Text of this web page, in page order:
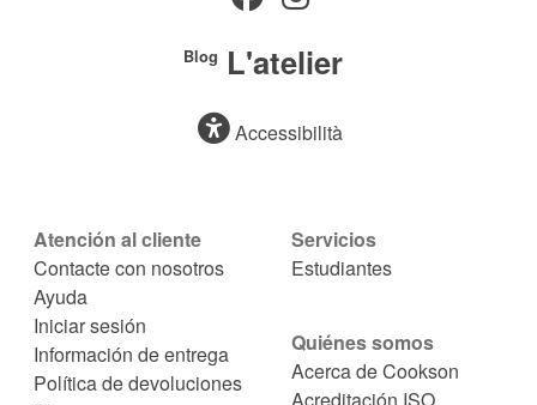
Blog L'atelier
Accessibilità
Atención al cliente
Contacte con nosotros
Ayuda
Iniciar sesión
Información de entrega
Política de devoluciones
Servicios
Estudiantes
Quiénes somos
Acerca de Cookson
Acreditación ISO